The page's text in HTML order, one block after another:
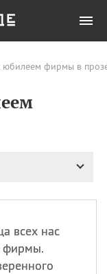
юбилеем фирмы в
всех нас
фирмы.
Все
и
Чудотворца
на
Клары —